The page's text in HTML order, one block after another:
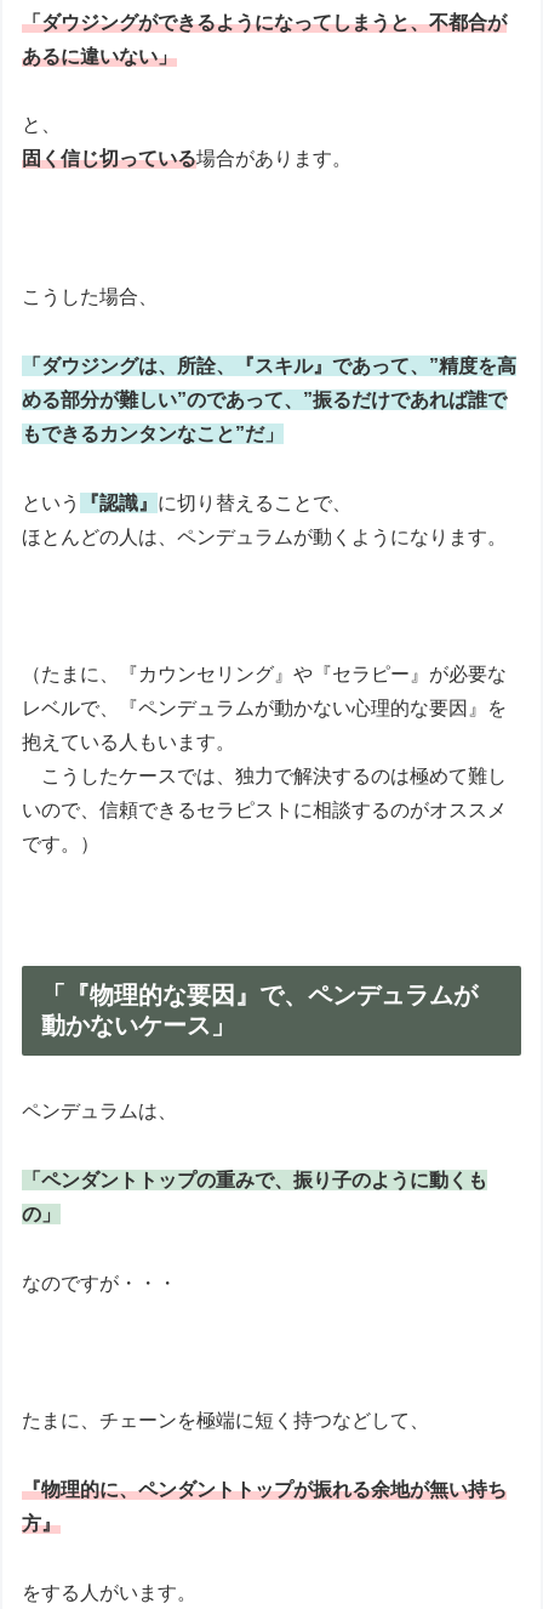
「ダウジングができるようになってしまうと、不都合が
あるに違いない」
と、
固く信じ切っている場合があります。
こうした場合、
「ダウジングは、所詮、『スキル』であって、”精度を高
める部分が難しい”のであって、”振るだけであれば誰で
もできるカンタンなこと”だ」
という 『認識』 に切り替えることで、
ほとんどの人は、ペンデュラムが動くようになります。
（たまに、『カウンセリング』や『セラピー』が必要な
レベルで、『ペンデュラムが動かない心理的な要因』を
抱えている人もいます。
こうしたケースでは、独力で解決するのは極めて難し
いので、信頼できるセラピストに相談するのがオススメ
です。）
「『物理的な要因』で、ペンデュラムが
動かないケース」
ペンデュラムは、
「ペンダントトップの重みで、振り子のように動くも
の」
なのですが・・・
たまに、チェーンを極端に短く持つなどして、
『物理的に、ペンダントトップが振れる余地が無い持ち
方』
をする人がいます。